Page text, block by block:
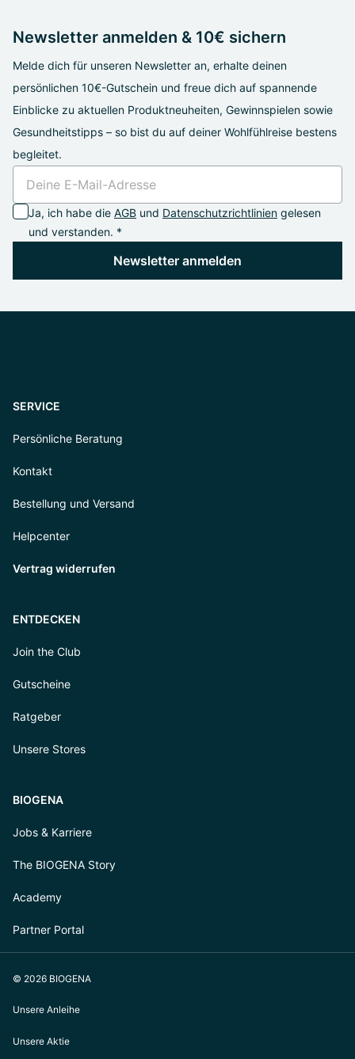
Newsletter anmelden & 10€ sichern
Melde dich für unseren Newsletter an, erhalte deinen
persönlichen 10€-Gutschein und freue dich auf spannende
Einblicke zu aktuellen Produktneuheiten, Gewinnspielen sowie
Gesundheitstipps – so bist du auf deiner Wohlfühlreise bestens
begleitet.
Ja, ich habe die AGB und Datenschutzrichtlinien gelesen
und verstanden. *
Newsletter anmelden
SERVICE
Persönliche Beratung
Kontakt
Bestellung und Versand
Helpcenter
Vertrag widerrufen
ENTDECKEN
Join the Club
Gutscheine
Ratgeber
Unsere Stores
BIOGENA
Jobs & Karriere
The BIOGENA Story
Academy
Partner Portal
© 2026 BIOGENA
Unsere Anleihe
Unsere Aktie